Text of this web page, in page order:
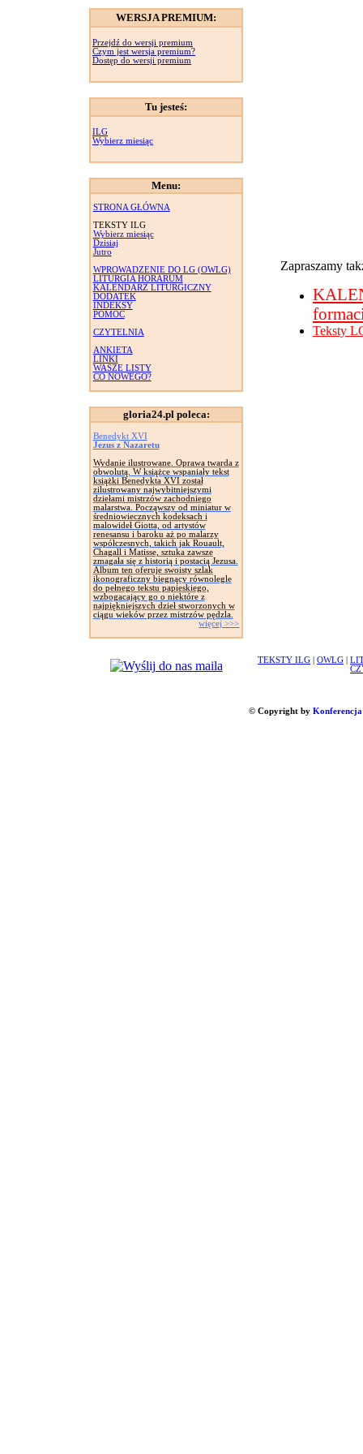
WERSJA PREMIUM:
Przejdź do wersji premium
Czym jest wersja premium?
Dostęp do wersji premium
Tu jesteś:
ILG
Wybierz miesiąc
Menu:
STRONA GŁÓWNA
TEKSTY ILG
Wybierz miesiąc
Dzisiaj
Jutro
WPROWADZENIE DO LG (OWLG)
LITURGIA HORARUM
KALENDARZ LITURGICZNY
DODATEK
INDEKSY
POMOC
CZYTELNIA
ANKIETA
LINKI
WASZE LISTY
CO NOWEGO?
gloria24.pl poleca:
Benedykt XVI
Jezus z Nazaretu
Wydanie ilustrowane. Oprawa twarda z
obwolutą. W książce wspaniały tekst
książki Benedykta XVI został
zilustrowany najwybitniejszymi
dziełami mistrzów zachodniego
malarstwa. Począwszy od miniatur w
średniowiecznych kodeksach i
malowideł Giotta, od artystów
renesansu i baroku aż po malarzy
współczesnych, takich jak Rouault,
Chagall i Matisse, sztuka zawsze
zmagała się z historią i postacią Jezusa.
Album ten oferuje swoisty szlak
ikonograficzny biegnący równolegle
do pełnego tekstu papieskiego,
wzbogacający go o niektóre z
najpiękniejszych dzieł stworzonych w
ciągu wieków przez mistrzów pędzla.
więcej >>>
Zapraszamy
Teksty
TEKSTY ILG OWLG
© Copyright by Konferencja